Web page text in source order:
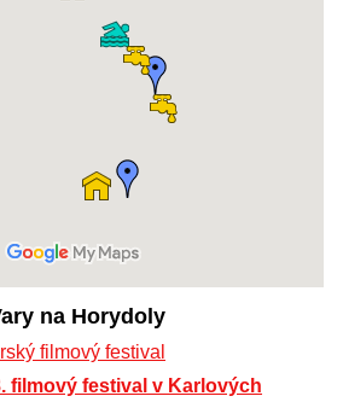
na Horydoly
filmový festival
filmový festival v Karlových